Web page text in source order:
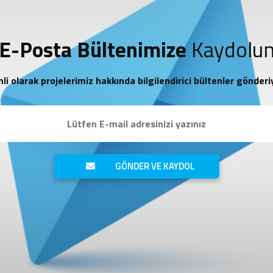
E-Posta BültenimizeKaydolun
olarak projelerimiz hakkında bilgilendirici bültenler
GÖNDER VE KAYDOL